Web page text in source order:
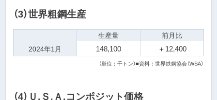
（3）世界粗鋼生産
生産量
前月比
2024年1月
148,100 ＋12,400
（単位：千トン）■資料：世界鉄鋼協会（WSA）
（4）Ｕ.Ｓ.Ａ.コンポジット価格